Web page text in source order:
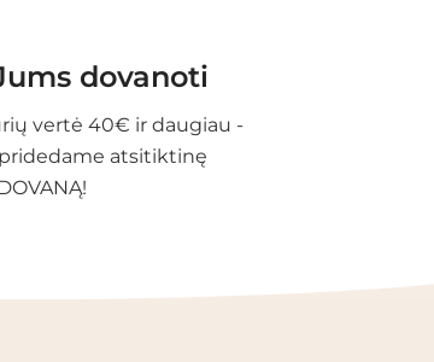
dovanoti
vertė 40€ ir daugiau -
atsitiktinę